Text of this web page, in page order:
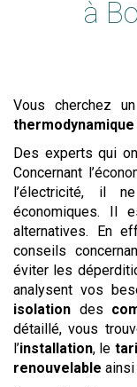
à
Vous cherchez
thermodynamique
Des experts qui
Concernant
l’électricité, il
économiques. Il
alternatives. En
conseils
éviter les
analysent vos
isolation des
détaillé, vous
l’installation, le
renouvelable